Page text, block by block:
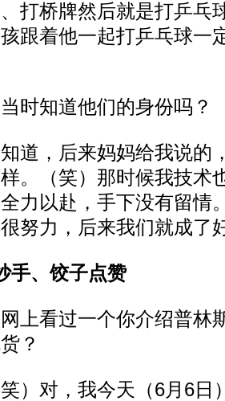
打桥牌然后就是打乒乓
跟着他一起打乒乓球一
知道他们的身份吗？
，后来妈妈给我说的
。（笑）那时候我技术
力以赴，手下没有留情
努力，后来我们就成了
手、饺子点赞
看过一个你介绍普林
？
对，我今天（6月6日